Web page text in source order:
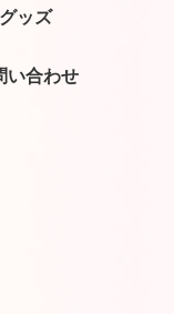
グッズ
い合わせ